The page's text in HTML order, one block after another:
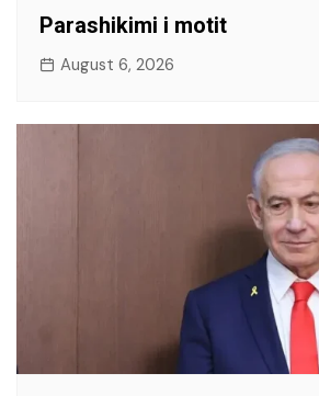
Parashikimi i motit
August 6, 2026